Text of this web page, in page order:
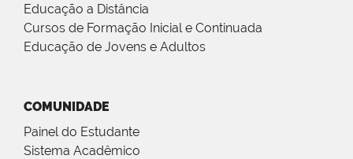
Educação a Distância
Cursos de Formação Inicial e Continuada
Educação de Jovens e Adultos
COMUNIDADE
Painel do Estudante
Sistema Acadêmico